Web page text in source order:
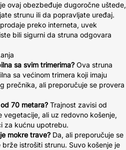
ovaj obezbeđuje dugoročne uštede,
strunu ili da popravljate uređaj.
preko interneta, uvek
bili sigurni da struna odgovara
sa svim trimerima? Ova struna
sa većinom trimera koji imaju
prečnika, ali preporučuje se provera
70 metara? Trajnost zavisi od
vegetacije, ali uz redovno košenje,
za kućnu upotrebu.
mokre trave? Da, ali preporučuje se
istrošiti strunu. Suvo košenje je